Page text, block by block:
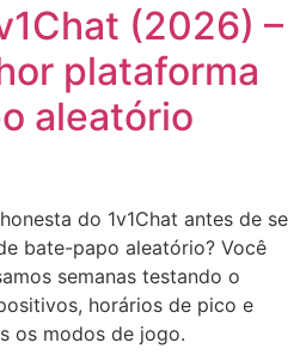
(2026) –
plataforma
aleatório
do 1v1Chat antes de se
bate-papo aleatório? Você
semanas testando o
horários de pico e
os modos de jogo.